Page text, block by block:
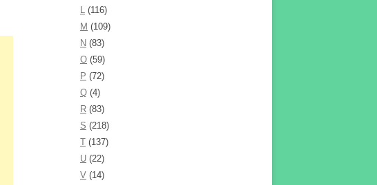
L (116)
M (109)
N (83)
O (59)
P (72)
Q (4)
R (83)
S (218)
T (137)
U (22)
V (14)